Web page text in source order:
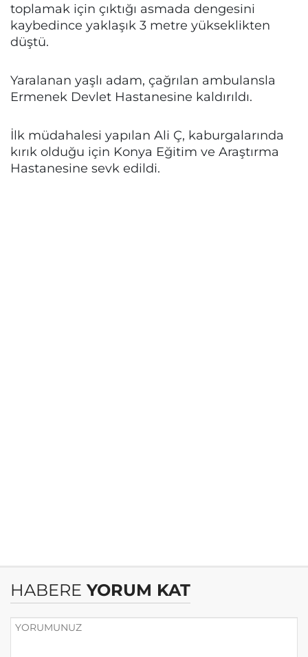
toplamak için çıktığı asmada dengesini
kaybedince yaklaşık 3 metre yükseklikten
düştü.
Yaralanan yaşlı adam, çağrılan ambulansla
Ermenek Devlet Hastanesine kaldırıldı.
İlk müdahalesi yapılan Ali Ç, kaburgalarında
kırık olduğu için Konya Eğitim ve Araştırma
Hastanesine sevk edildi.
HABERE YORUM KAT